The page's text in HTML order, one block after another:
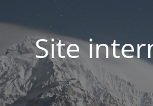
Site